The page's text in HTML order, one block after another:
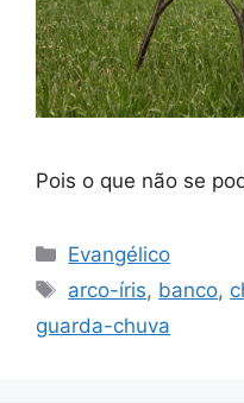
Pois o que não se
Categorias
Evangélico
Tags
arco-íris, banco,
guarda-chuva